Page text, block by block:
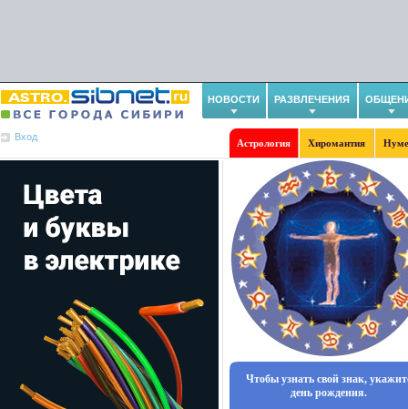
НОВОСТИ РАЗВЛЕЧЕНИЯ
Вход
Астрология Хиромантия
Чтобы узнать свой знак,
день рождения.